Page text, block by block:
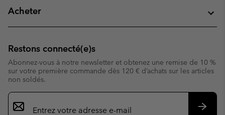
Acheter
Restons connecté(e)s
Abonnez-vous à notre newsletter et obtenez une remise de 10 %
sur votre première commande dès 120 € d’achats sur les articles
non soldés.
Inscription
par